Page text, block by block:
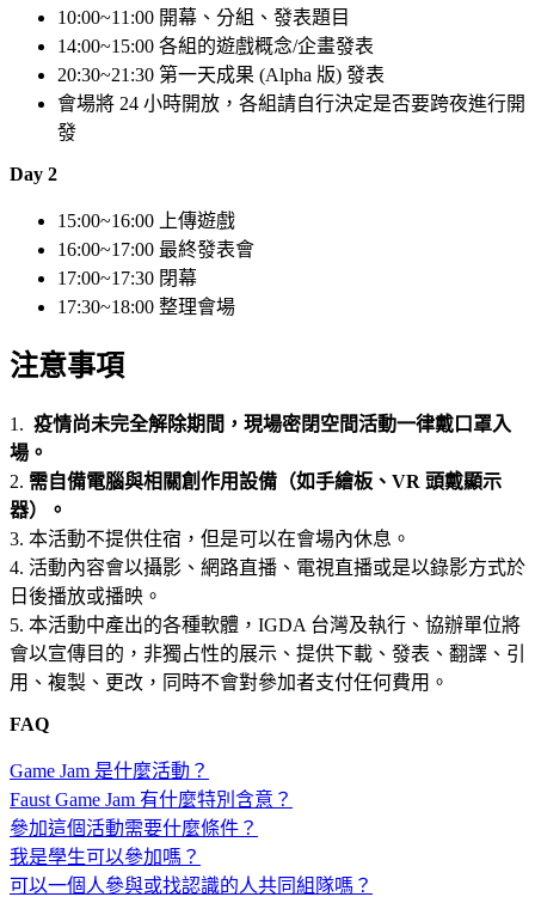
10:00~11:00 開幕、分組、發表題目
14:00~15:00 各組的遊戲概念/企畫發表
20:30~21:30 第一天成果 (Alpha 版) 發表
會場將 24 小時開放，各組請自行決定是否要跨夜進行開
發
Day 2
15:00~16:00 上傳遊戲
16:00~17:00 最終發表會
17:00~17:30 閉幕
17:30~18:00 整理會場
注意事項
1. 疫情尚未完全解除期間，現場密閉空間活動一律戴口罩入
場。
2. 需自備電腦與相關創作用設備 （如手繪板、VR 頭戴顯示
器）。
3. 本活動不提供住宿，但是可以在會場內休息。
4. 活動內容會以攝影、網路直播、電視直播或是以錄影方式於
日後播放或播映。
5. 本活動中產出的各種軟體，IGDA 台灣及執行、協辦單位將
會以宣傳目的，非獨占性的展示、提供下載、發表、翻譯、引
用、複製、更改，同時不會對參加者支付任何費用。
FAQ
Game Jam 是什麼活動？
Faust Game Jam 有什麼特別含意？
參加這個活動需要什麼條件？
我是學生可以參加嗎？
可以一個人參與或找認識的人共同組隊嗎？